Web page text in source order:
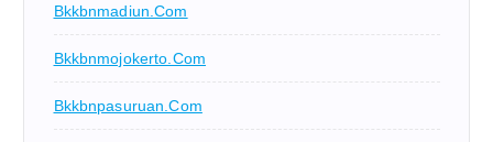
Bkkbnmadiun.com
Bkkbnmojokerto.com
Bkkbnpasuruan.com